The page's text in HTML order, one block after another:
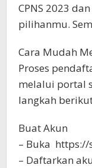
CPNS 2023
pilihanmu.
Cara Mudah
Proses
melalui portal
langkah
Buat Akun
– Buka https://
– Daftarkan